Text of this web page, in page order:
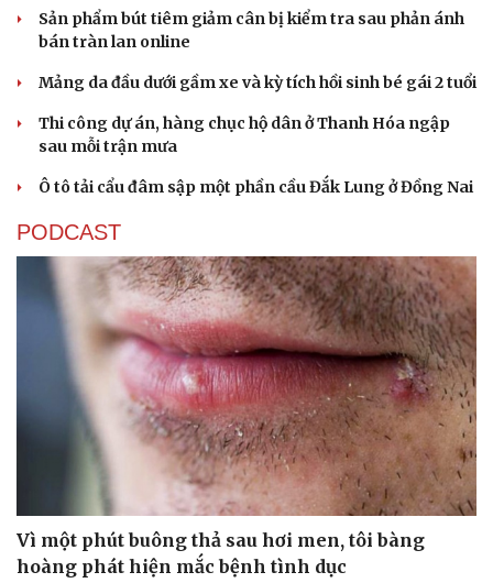
Di sản
Sản phẩm bút tiêm giảm cân bị kiểm tra sau phản ánh
bán tràn lan online
Mảng da đầu dưới gầm xe và kỳ tích hồi sinh bé gái 2 tuổi
Thi công dự án, hàng chục hộ dân ở Thanh Hóa ngập
sau mỗi trận mưa
Ô tô tải cẩu đâm sập một phần cầu Đắk Lung ở Đồng Nai
PODCAST
Vì một phút buông thả sau hơi men, tôi bàng
hoàng phát hiện mắc bệnh tình dục